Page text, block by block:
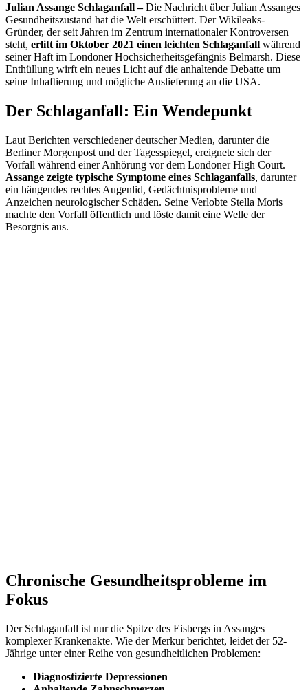
Julian Assange Schlaganfall –Die Nachricht über Julian Assanges
Gesundheitszustand hat die Welt erschüttert. Der Wikileaks-
Gründer, der seit Jahren im Zentrum internationaler Kontroversen
steht, erlitt im Oktober 2021 einen leichten Schlaganfall während
seiner Haft im Londoner Hochsicherheitsgefängnis Belmarsh. Diese
Enthüllung wirft ein neues Licht auf die anhaltende Debatte um
seine Inhaftierung und mögliche Auslieferung an die USA.
Der Schlaganfall: Ein Wendepunkt
Laut Berichten verschiedener deutscher Medien, darunter die
Berliner Morgenpost und der Tagesspiegel, ereignete sich der
Vorfall während einer Anhörung vor dem Londoner High Court.
Assange zeigte typische Symptome eines Schlaganfalls, darunter
ein hängendes rechtes Augenlid, Gedächtnisprobleme und
Anzeichen neurologischer Schäden. Seine Verlobte Stella Moris
machte den Vorfall öffentlich und löste damit eine Welle der
Besorgnis aus.
Chronische Gesundheitsprobleme im
Fokus
Der Schlaganfall ist nur die Spitze des Eisbergs in Assanges
komplexer Krankenakte. Wie der Merkur berichtet, leidet der 52-
Jährige unter einer Reihe von gesundheitlichen Problemen:
Diagnostizierte Depressionen